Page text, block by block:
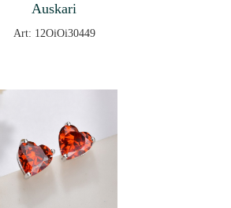
Auskari
Art: 12OiOi30449